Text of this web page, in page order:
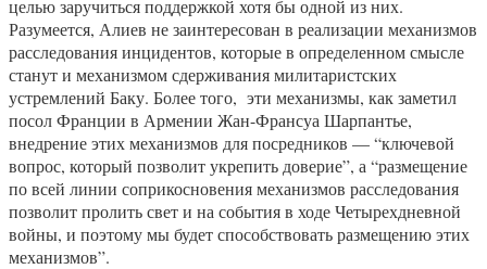
целью заручиться поддержкой хотя бы одной из них.
Разумеется, Алиев не заинтересован в реализации механизмов
расследования инцидентов, которые в определенном смысле
станут и механизмом сдерживания милитаристских
устремлений Баку. Более того, эти механизмы, как заметил
посол Франции в Армении Жан-Франсуа Шарпантье,
внедрение этих механизмов для посредников — “ключевой
вопрос, который позволит укрепить доверие”, а “размещение
по всей линии соприкосновения механизмов расследования
позволит пролить свет и на события в ходе Четырехдневной
войны, и поэтому мы будет способствовать размещению этих
механизмов”.